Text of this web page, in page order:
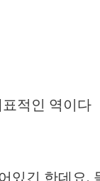
적인 역이다
있긴 한데요.